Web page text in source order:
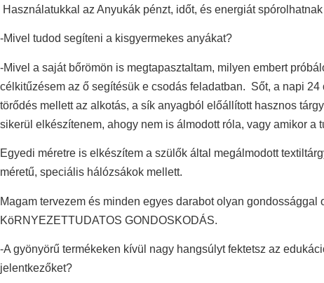
Használatukkal az Anyukák pénzt, időt, és energiát
-Mivel tudod segíteni a kisgyermekes anyákat?
-Mivel a saját bőrömön is megtapasztaltam, milyen embert
célkitűzésem az ő segítésük e csodás feladatban. Sőt, a napi
törődés mellett az alkotás, a sík anyagból előállított hasznos
sikerül elkészítenem, ahogy nem is álmodott róla, vagy amikor
Egyedi méretre is elkészítem a szülők által megálmodott
méretű, speciális hálózsákok mellett.
Magam tervezem és minden egyes darabot olyan
KöRNYEZETTUDATOS GONDOSKODÁS.
-A gyönyörű termékeken kívül nagy hangsúlyt fektetsz az
jelentkezőket?